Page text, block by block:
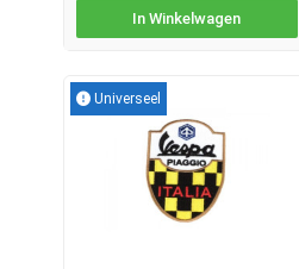
In Winkelwagen
Universeel